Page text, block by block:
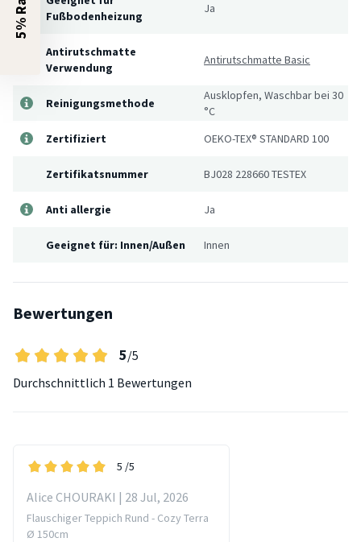
Fußbodenheizung
Ja
Antirutschmatte
Verwendung
Antirutschmatte Basic
Reinigungsmethode
Ausklopfen, Waschbar bei 30
°C
Zertifiziert
OEKO-TEX® STANDARD 100
Zertifikatsnummer BJ028 228660 TESTEX
Anti allergie Ja
Geeignet für: Innen/Außen Innen
Bewertungen
5/5
Durchschnittlich 1 Bewertungen
5 /5
Alice CHOURAKI | 28 Jul, 2026
Flauschiger Teppich Rund - Cozy Terra
Ø 150cm